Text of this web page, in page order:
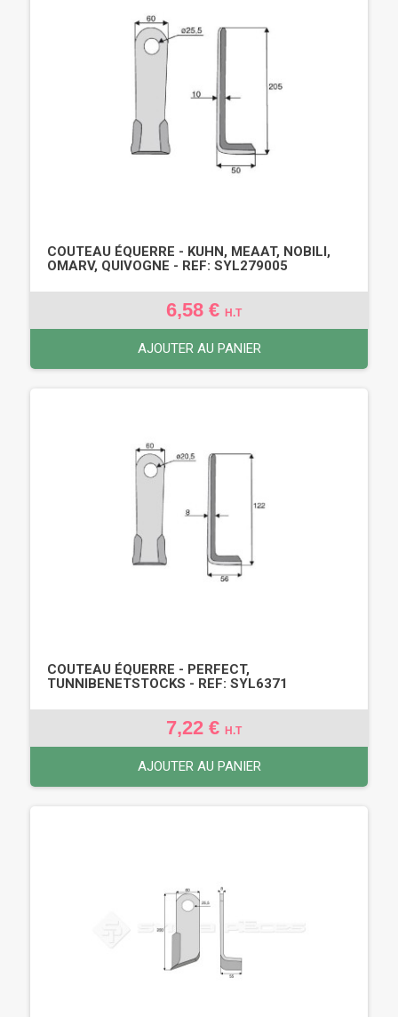
COUTEAU ÉQUERRE - KUHN, MEAAT, NOBILI,
OMARV, QUIVOGNE - REF: SYL279005
6,58 € H.T
AJOUTER AU PANIER
COUTEAU ÉQUERRE - PERFECT,
TUNNIBENETSTOCKS - REF: SYL6371
7,22 € H.T
AJOUTER AU PANIER